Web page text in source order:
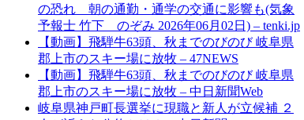
の恐れ 朝の通勤・通学の交通に影響も(気象
予報士 竹下 のぞみ 2026年06月02日) – tenki.jp
【動画】飛騨牛63頭、秋までのびのび 岐阜県
郡上市のスキー場に放牧 – 47NEWS
【動画】飛騨牛63頭、秋までのびのび 岐阜県
郡上市のスキー場に放牧 – 中日新聞Web
岐阜県神戸町長選挙に現職と新人が立候補 ２